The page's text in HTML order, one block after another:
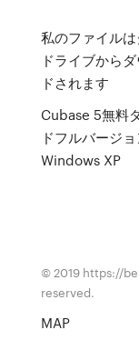
私のファイル
ドライブから
ドされます
Cubase 5無料
ドフルバージ
Windows XP
© 2019 https://
reserved.
MAP